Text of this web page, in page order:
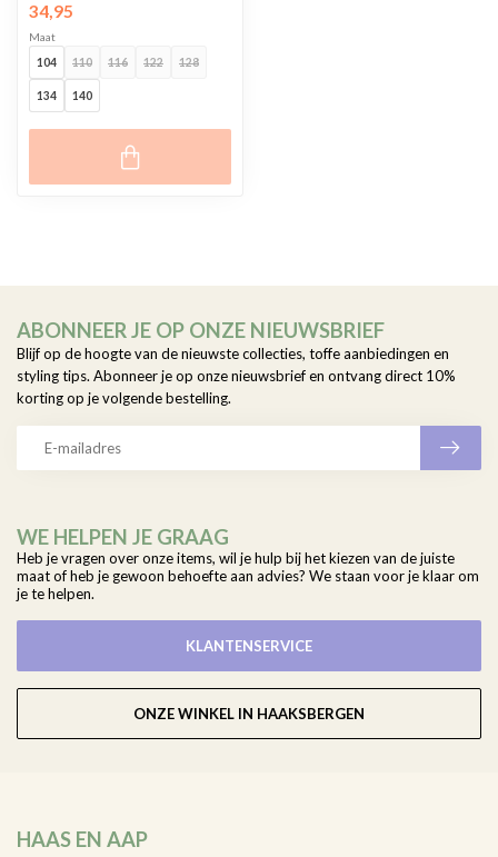
34,95
Maat
104
110 116 122 128
134 140
WE HELPEN JE GRAAG
Heb je vragen over onze items, wil je hulp bij het kiezen van de juiste
maat of heb je gewoon behoefte aan advies? We staan voor je klaar om
je te helpen.
KLANTENSERVICE
ONZE WINKEL IN HAAKSBERGEN
ABONNEER JE OP ONZE NIEUWSBRIEF
Blijf op de hoogte van de nieuwste collecties, toffe aanbiedingen en
styling tips. Abonneer je op onze nieuwsbrief en ontvang direct 10%
korting op je volgende bestelling.
HAAS EN AAP